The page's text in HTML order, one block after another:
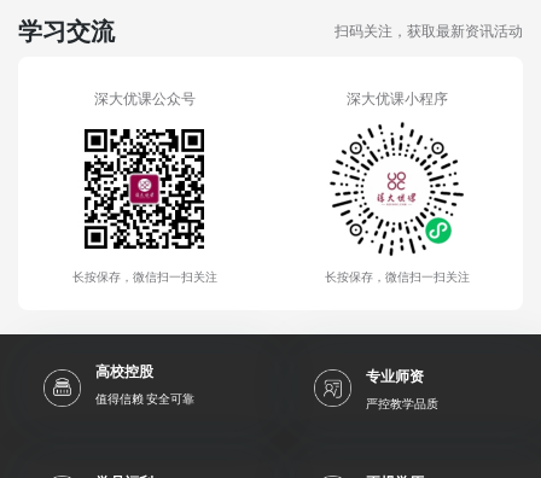
学习交流 扫码关注，获取最新资讯活动
深大优课公众号
长按保存，微信扫一扫关注
深大优课小程序
长按保存，微信扫一扫关注
高校控股
值得信赖 安全可靠
专业师资
严控教学品质